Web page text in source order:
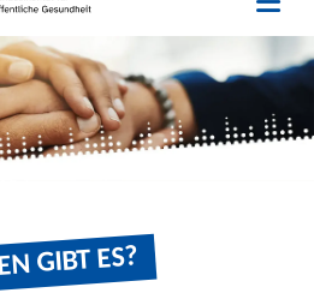
HILFEN GIBT ES?
GIBT ES?